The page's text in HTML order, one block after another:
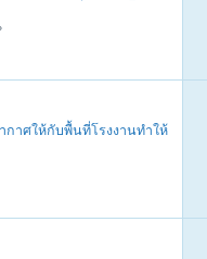
กาศให้กับพื้นที่โรงงานทำให้